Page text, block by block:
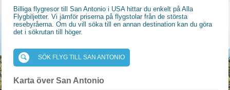
Billiga flygresor till San Antonio i USA hittar du enkelt på Alla
Flygbiljetter. Vi jämför priserna på flygstolar från de största
resebyråerna. Om du vill söka till en annan destination kan du göra
det i sökrutan till höger.
SÖK FLYG TILL SAN ANTONIO
Karta över San Antonio